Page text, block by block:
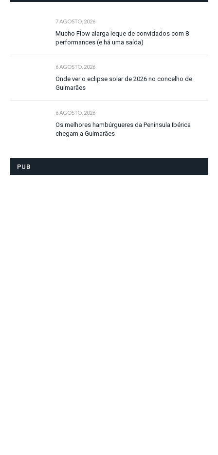
7 AGOSTO, 2026
Mucho Flow alarga leque de convidados com 8
performances (e há uma saída)
6 AGOSTO, 2026
Onde ver o eclipse solar de 2026 no concelho de
Guimarães
6 AGOSTO, 2026
Os melhores hambúrgueres da Península Ibérica
chegam a Guimarães
PUB